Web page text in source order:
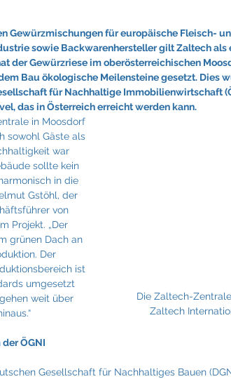
Bossard BRP-Rotax
Global Investors Chefsache Cool
Frigologo
Gewürzmischungen für europäische Fleisch-
sowie Backwarenhersteller gilt Zaltech als
der Gewürzriese im oberösterreichischen
Bau ökologische Meilensteine gesetzt. Dies
für Nachhaltige Immobilienwirtschaft
das in Österreich erreicht werden kann.
Die Zaltech-
Zaltech
in Moosdorf
sowohl Gäste als
war
sollte kein
in die
Gstöhl, der
von
Projekt. „Der
grünen Dach an
Der
ist
umgesetzt
weit über
ÖGNI
Gesellschaft für Nachhaltiges Bauen